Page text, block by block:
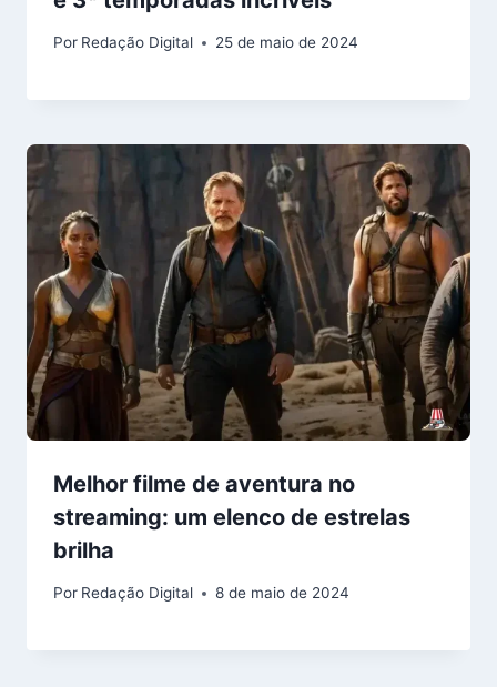
Por Redação Digital 25 de maio de 2024
Melhor filme de aventura no
streaming: um elenco de estrelas
brilha
Por Redação Digital 8 de maio de 2024